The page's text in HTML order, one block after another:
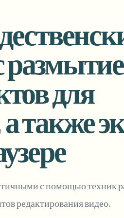
BETA
Streamer Journalist
teams.
и анализ видео — Ceptory
для
также
с помощью техник
редактирования видео.